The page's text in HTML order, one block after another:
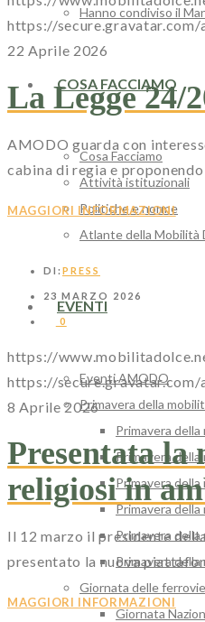
Hanno condiviso il
COSA FACCIAMO
Cosa Facciamo
Attività istituzionali
Politiche e norme
Atlante della Mobilità
EVENTI
Eventi AMODO
Primavera della
Primavera
Primavera
Primavera
Primavera
Primavera
Primavera
Giornata delle
Giornata
https://
22 Aprile 2026
La Legge 24/
AMODO guarda con
cabina di regia e proponendo
MAGGIORI INFORMAZIONI
DI: PRESS
23 MARZO 2026
0
https://
https://
8 Aprile 2026
Presentata
religiosi in
Il 12 marzo il presidente
presentato la nuova
MAGGIORI INFORMAZIONI